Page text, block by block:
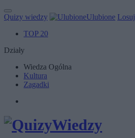
Quizy wiedzy Ulubione Losuj
TOP 20
Działy
Wiedza Ogólna
Kultura
Zagadki